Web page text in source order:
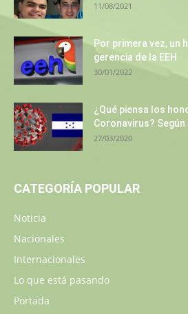
11/08/2021
Por primera vez, un
gerencia de la EEH
30/01/2022
¿Qué piensa los
Coronavirus?
27/03/2020
CATEGORÍA POPULAR
Noticia
Nacionales
Internacionales
Lo que está pasando
Portada